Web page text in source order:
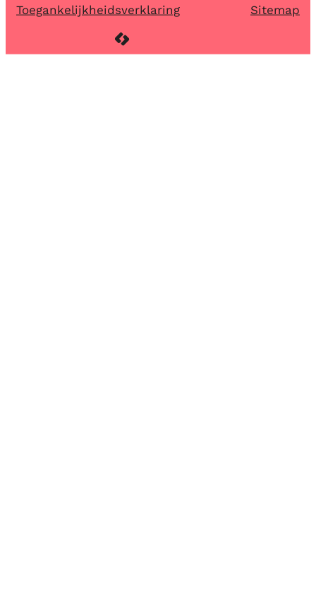
Toegankelijkheidsverklaring
Sitemap